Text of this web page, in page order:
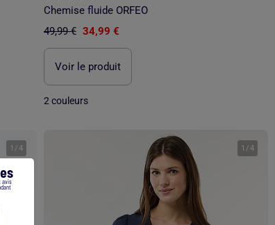
avis
Chemise fluide ORFEO
49,99 € 34,99 €
Voir le produit
2 couleurs
1 /4 1 /4